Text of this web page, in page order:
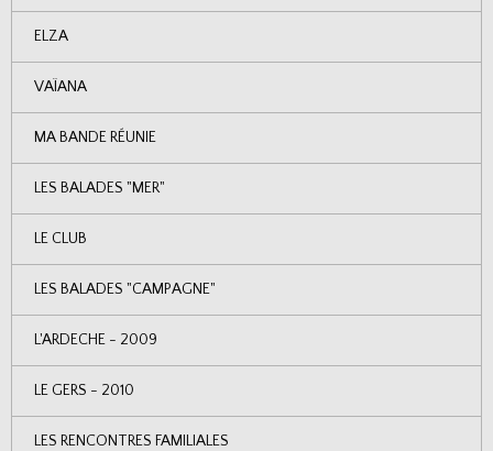
ELZA
VAÏANA
MA BANDE RÉUNIE
LES BALADES "MER"
LE CLUB
LES BALADES "CAMPAGNE"
L'ARDECHE - 2009
LE GERS - 2010
LES RENCONTRES FAMILIALES